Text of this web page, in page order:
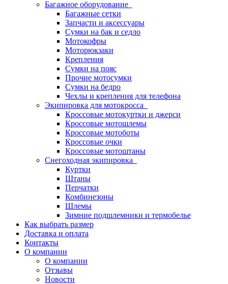
Багажное оборудование
Багажные сетки
Запчасти и аксессуары
Сумки на бак и седло
Мотокофры
Моторюкзаки
Крепления
Сумки на пояс
Прочие мотосумки
Сумки на бедро
Чехлы и крепления для телефона
Экипировка для мотокросса
Кроссовые мотокуртки и джерси
Кроссовые мотошлемы
Кроссовые мотоботы
Кроссовые очки
Кроссовые мотоштаны
Снегоходная экипировка
Куртки
Штаны
Перчатки
Комбинезоны
Шлемы
Зимние подшлемники и термобелье
Как выбрать размер
Доставка и оплата
Контакты
О компании
О компании
Отзывы
Новости